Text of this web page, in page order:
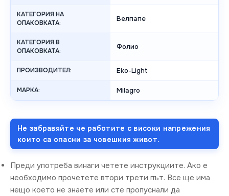
КАТЕГОРИЯ НА
ОПАКОВКАТА:
Велпапе
КАТЕГОРИЯ В
ОПАКОВКАТА:
Фолио
ПРОИЗВОДИТЕЛ: Eko-Light
МАРКА: Milagro
Не забравяйте че работите с високи напрежения
които са опасни за човешкия живот.
Преди употреба винаги четете инструкциите. Ако е
необходимо прочетете втори трети път. Все ще има
нещо което не знаете или сте пропуснали да